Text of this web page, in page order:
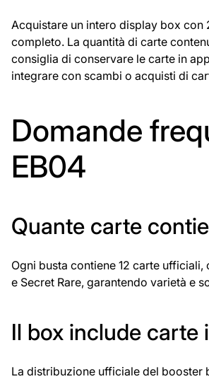
Acquistare un intero display box
completo. La quantità di carte
consiglia di conservare le carte in
integrare con scambi o acquisti di
Domande
EB04
Quante carte
Ogni busta contiene 12 carte
e Secret Rare, garantendo varietà e
Il box include carte
La distribuzione ufficiale del booster